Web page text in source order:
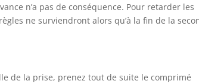
n’a pas de conséquence. Pour retarder les
ne surviendront alors qu’à la fin de la
de la prise, prenez tout de suite le comprimé